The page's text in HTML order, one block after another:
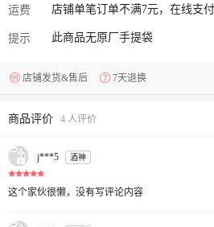
运费 店铺单笔订单不满7元，在线支
提示 此商品无原厂手提袋
店铺发货&售后 7天退换
商品评价 4 人评价
j***5 酒神
这个家伙很懒，没有写评论内容